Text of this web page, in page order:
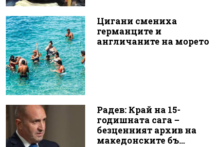
Цигани смениха
германците и
англичаните на морето
Радев: Край на 15-
годишната сага –
безценният архив на
македонските бъ...